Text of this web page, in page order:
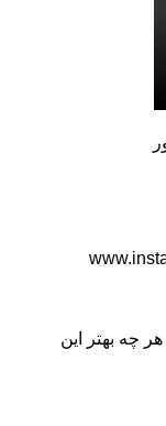
هر چه بهتر این